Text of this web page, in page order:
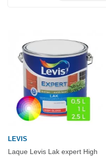
LEVIS
Laque Levis Lak expert High